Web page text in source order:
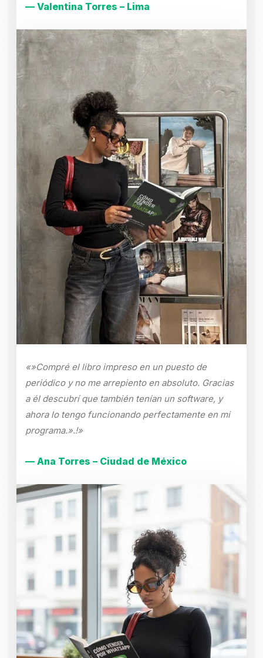
— Valentina Torres – Lima
«»Compré el libro impreso en un puesto de
periódico y no me arrepiento en absoluto. Gracias
a él descubrí que también tenían un software, y
ahora lo tengo funcionando perfectamente en mi
programa.».!»
— Ana Torres – Ciudad de México